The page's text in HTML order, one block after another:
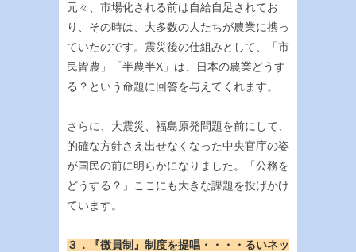
元々、市場化される前は自給自足されてお
り、その時は、大多数の人たちが農業に携っ
ていたのです。震災後の仕組みとして、「市
民皆農」「半農半X」は、日本の農業どうす
る？という命題に回答を与えてくれます。
さらに、大震災、福島原発問題を前にして、
的確な方針さえ出せなくなった中央官庁の姿
が国民の前に明らかになりました。「公務を
どうする？」ここにも大きな課題を投げかけ
ています。
３．『徴員制』制度を提唱・・・・るいネッ